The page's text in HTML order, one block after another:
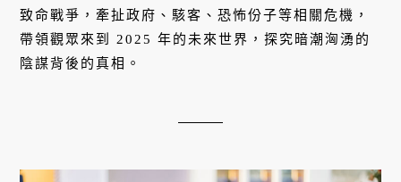
致命戰爭，牽扯政府、駭客、恐怖份子等相關危機，
帶領觀眾來到 2025 年的未來世界，探究暗潮洶湧的
陰謀背後的真相。